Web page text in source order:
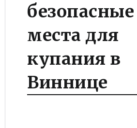
безопасные
места для
купания в
Виннице